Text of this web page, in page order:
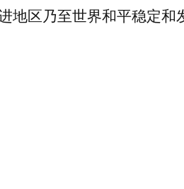
地区乃至世界和平稳定和